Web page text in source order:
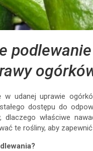
w udanej uprawie
dostępu do
właściwe
te rośliny, aby